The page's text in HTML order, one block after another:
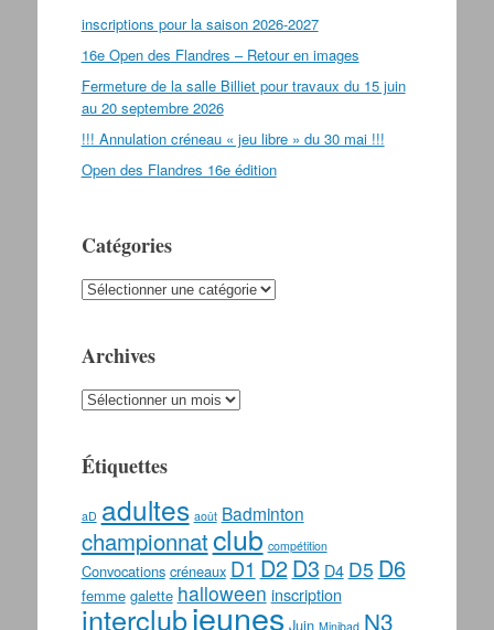
inscriptions pour la saison 2026-2027
16e Open des Flandres – Retour en images
Fermeture de la salle Billiet pour travaux du 15 juin
au 20 septembre 2026
!!! Annulation créneau « jeu libre » du 30 mai !!!
Open des Flandres 16e édition
Catégories
Catégories
Archives
Archives
Étiquettes
aD adultes août Badminton
championnatclub compétition
Convocations créneaux D1 D2 D3 D4 D5 D6
femme galette halloween inscription
interclubjeunes Juin Minibad N3